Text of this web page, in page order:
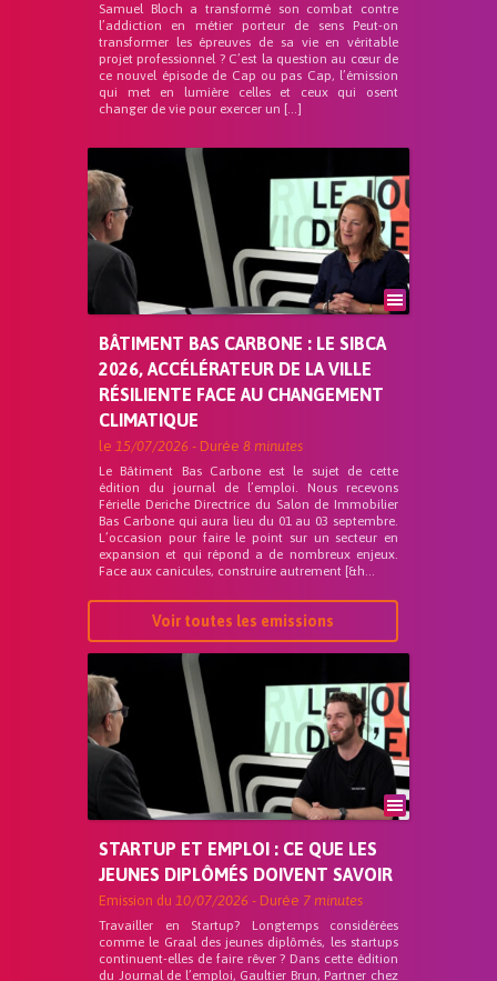
Samuel Bloch a transformé son combat contre
l’addiction en métier porteur de sens Peut-on
transformer les épreuves de sa vie en véritable
projet professionnel ? C’est la question au cœur de
ce nouvel épisode de Cap ou pas Cap, l’émission
qui met en lumière celles et ceux qui osent
changer de vie pour exercer un […]
BÂTIMENT BAS CARBONE : LE SIBCA
2026, ACCÉLÉRATEUR DE LA VILLE
RÉSILIENTE FACE AU CHANGEMENT
CLIMATIQUE
le 15/07/2026 - Durée 8 minutes
Le Bâtiment Bas Carbone est le sujet de cette
édition du journal de l’emploi. Nous recevons
Férielle Deriche Directrice du Salon de Immobilier
Bas Carbone qui aura lieu du 01 au 03 septembre.
L’occasion pour faire le point sur un secteur en
expansion et qui répond a de nombreux enjeux.
Face aux canicules, construire autrement [&h...
Voir toutes les emissions
STARTUP ET EMPLOI : CE QUE LES
JEUNES DIPLÔMÉS DOIVENT SAVOIR
Emission du 10/07/2026 - Durée 7 minutes
Travailler en Startup? Longtemps considérées
comme le Graal des jeunes diplômés, les startups
continuent-elles de faire rêver ? Dans cette édition
du Journal de l’emploi, Gaultier Brun, Partner chez